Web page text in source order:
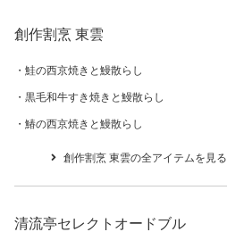
創作割烹 東雲
鮭の西京焼きと鰻散らし
黒毛和牛すき焼きと鰻散らし
鰆の西京焼きと鰻散らし
創作割烹 東雲の全アイテムを見る
清流亭セレクトオードブル